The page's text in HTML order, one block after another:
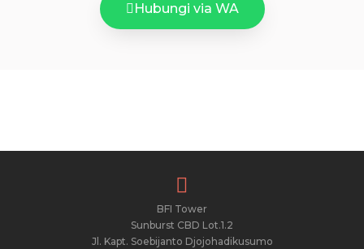
Hubungi via WA
BFI Tower
Sunburst CBD Lot.1.2
Jl. Kapt. Soebijanto Djojohadikusumo